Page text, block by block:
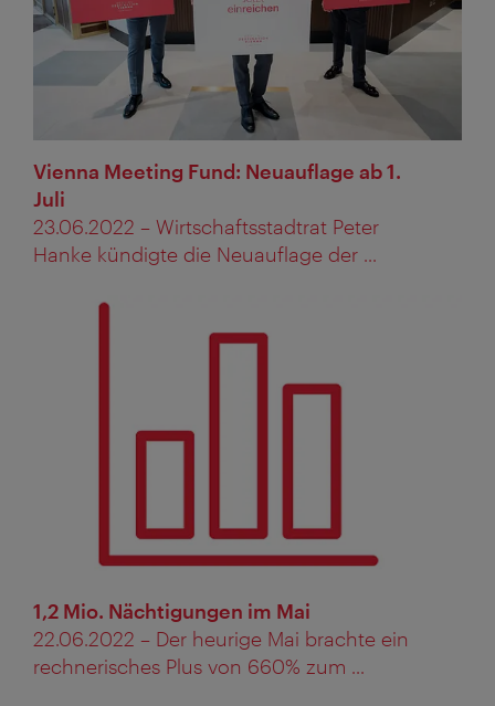
Vienna Meeting Fund: Neuauflage ab 1.
Juli
23.06.2022 – Wirtschaftsstadtrat Peter
Hanke kündigte die Neuauflage der ...
1,2 Mio. Nächtigungen im Mai
22.06.2022 – Der heurige Mai brachte ein
rechnerisches Plus von 660% zum ...